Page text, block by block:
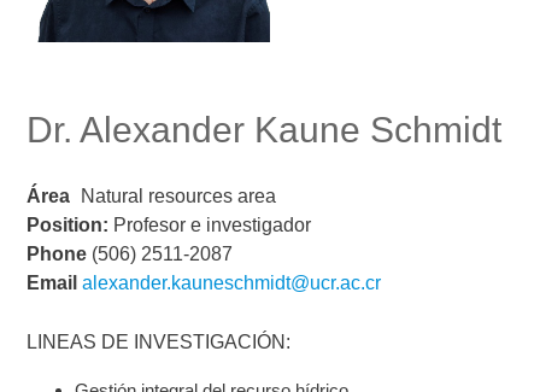
Dr. Alexander Kaune Schmidt
Área
Natural resources area
Position: Profesor e investigador
Phone (506) 2511-2087
Email alexander.kauneschmidt@ucr.ac.cr
LINEAS DE INVESTIGACIÓN: